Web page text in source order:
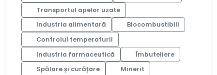
Transportul apelor uzate
Industria alimentară
Biocombustibili
Controlul temperaturii
Industria farmaceutică
Îmbuteliere
Spălare și curățare
Minerit